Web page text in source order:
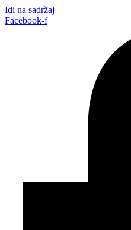
Idi na sadržaj
Facebook-f